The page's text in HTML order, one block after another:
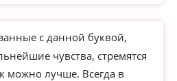
с данной буквой,
чувства, стремятся
можно лучше. Всегда в